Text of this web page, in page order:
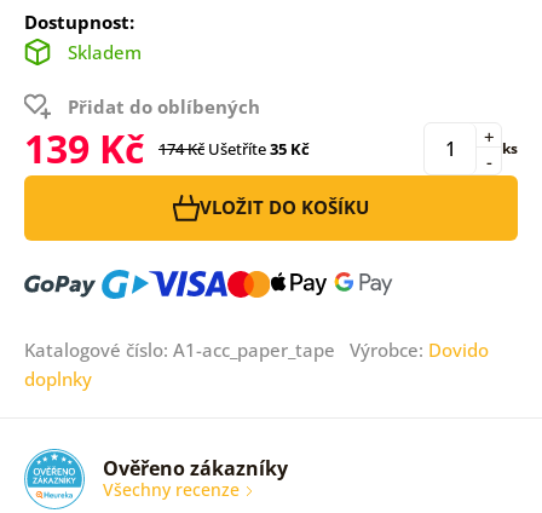
Dostupnost:
Skladem
Přidat do oblíbených
139 Kč 174 Kč Ušetříte35 Kč -
+ ks
VLOŽIT DO KOŠÍKU
Katalogové číslo: A1-acc_paper_tape Výrobce: Dovido
doplnky
Ověřeno zákazníky
Všechny recenze